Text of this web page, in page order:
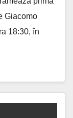
Giacomo
18:30, în